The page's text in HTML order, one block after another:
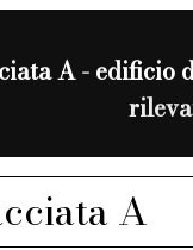
A - edificio
A